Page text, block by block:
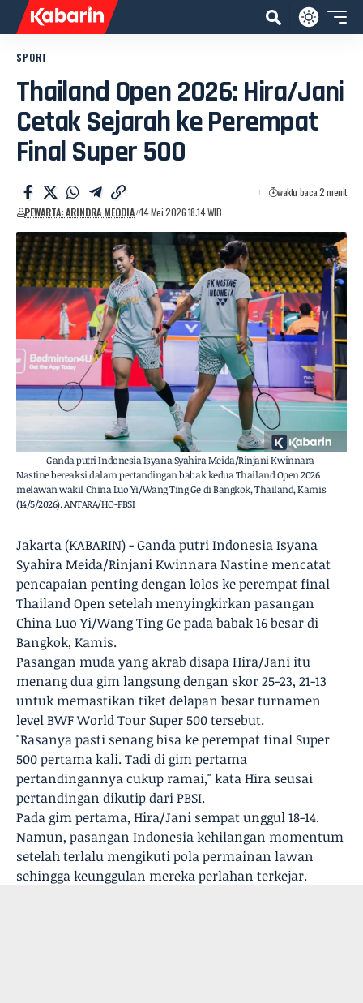
SPORT
Thailand Open 2026: Hira/Jani
Cetak Sejarah ke Perempat
Final Super 500
PEWARTA: ARINDRA MEODIA 14 Mei 2026 18:14 WIB
waktu baca 2 menit
Ganda putri Indonesia Isyana Syahira Meida/Rinjani Kwinnara
Nastine bereaksi dalam pertandingan babak kedua Thailand Open 2026
melawan wakil China Luo Yi/Wang Ting Ge di Bangkok, Thailand, Kamis
(14/5/2026). ANTARA/HO-PBSI
Jakarta (KABARIN) - Ganda putri Indonesia Isyana
Syahira Meida/Rinjani Kwinnara Nastine mencatat
pencapaian penting dengan lolos ke perempat final
Thailand Open setelah menyingkirkan pasangan
China Luo Yi/Wang Ting Ge pada babak 16 besar di
Bangkok, Kamis.
Pasangan muda yang akrab disapa Hira/Jani itu
menang dua gim langsung dengan skor 25-23, 21-13
untuk memastikan tiket delapan besar turnamen
level BWF World Tour Super 500 tersebut.
"Rasanya pasti senang bisa ke perempat final Super
500 pertama kali. Tadi di gim pertama
pertandingannya cukup ramai," kata Hira seusai
pertandingan dikutip dari PBSI.
Pada gim pertama, Hira/Jani sempat unggul 18-14.
Namun, pasangan Indonesia kehilangan momentum
setelah terlalu mengikuti pola permainan lawan
sehingga keunggulan mereka perlahan terkejar.